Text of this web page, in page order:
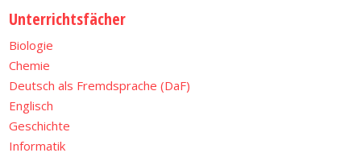
Unterrichtsfächer
Biologie
Chemie
Deutsch als Fremdsprache (DaF)
Englisch
Geschichte
Informatik